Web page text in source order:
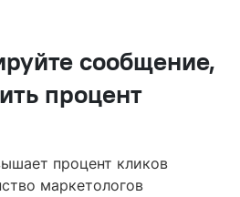
сообщение,
процент
процент кликов
маркетологов